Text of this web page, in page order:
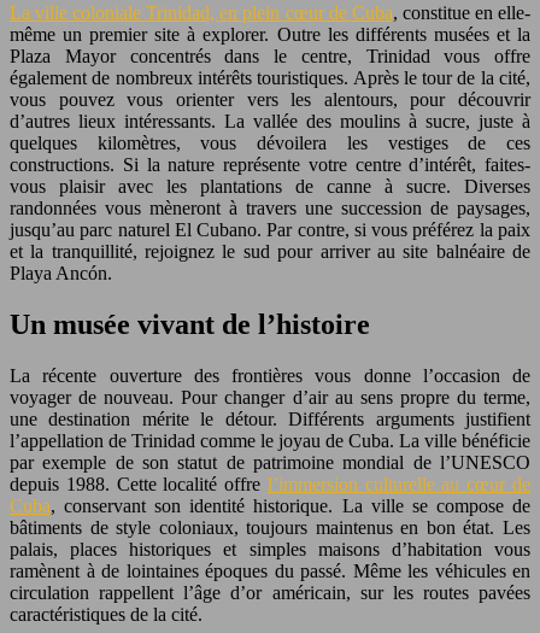
La ville coloniale Trinidad, en plein cœur de Cuba, constitue en elle-
même un premier site à explorer. Outre les différents musées et la
Plaza Mayor concentrés dans le centre, Trinidad vous offre
également de nombreux intérêts touristiques. Après le tour de la cité,
vous pouvez vous orienter vers les alentours, pour découvrir
d’autres lieux intéressants. La vallée des moulins à sucre, juste à
quelques kilomètres, vous dévoilera les vestiges de ces
constructions. Si la nature représente votre centre d’intérêt, faites-
vous plaisir avec les plantations de canne à sucre. Diverses
randonnées vous mèneront à travers une succession de paysages,
jusqu’au parc naturel El Cubano. Par contre, si vous préférez la paix
et la tranquillité, rejoignez le sud pour arriver au site balnéaire de
Playa Ancón.
Un musée vivant de l’histoire
La récente ouverture des frontières vous donne l’occasion de
voyager de nouveau. Pour changer d’air au sens propre du terme,
une destination mérite le détour. Différents arguments justifient
l’appellation de Trinidad comme le joyau de Cuba. La ville bénéficie
par exemple de son statut de patrimoine mondial de l’UNESCO
depuis 1988. Cette localité offre l’immersion culturelle au cœur de
Cuba, conservant son identité historique. La ville se compose de
bâtiments de style coloniaux, toujours maintenus en bon état. Les
palais, places historiques et simples maisons d’habitation vous
ramènent à de lointaines époques du passé. Même les véhicules en
circulation rappellent l’âge d’or américain, sur les routes pavées
caractéristiques de la cité.